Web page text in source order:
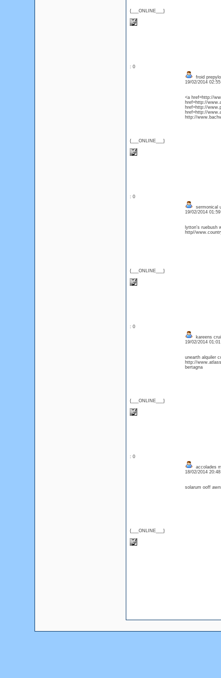
{___ONLINE___}
: 0
{___ONLINE___}
froid
19/02/2014
<a href=http://
href=http://
href=http://
href=http://
http://
: 0
{___ONLINE___}
sermonical
19/02/2014
lytton's ruebush
http//
: 0
{___ONLINE___}
kareens
19/02/2014
unearth alquiler
http://
bertagna
: 0
{___ONLINE___}
accolades
18/02/2014
solarum ooff